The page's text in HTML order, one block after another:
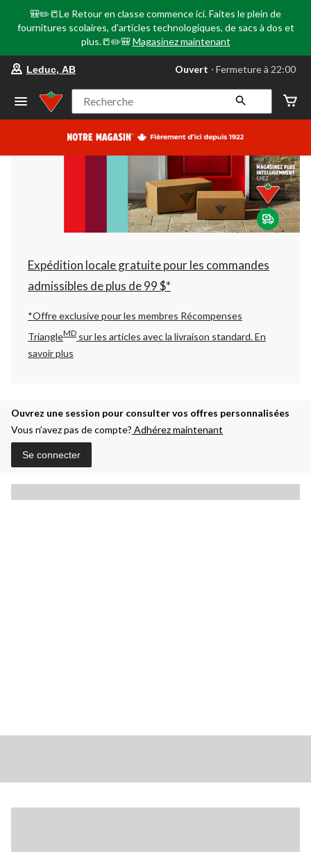
🎒✏️📒Le Retour en classe commence ici. Faites le plein de
fournitures scolaires, d'articles technologiques, de sacs à dos et
plus.📒✏️🎒 Magasinez maintenant
votre
préféré
Leduc,
AB,
courament
Fermeture
à
22:00
cliquer
pour
changer
Leduc, AB Ouvert ⋅ Fermeture à 22:00
Recherche
Expédition locale gratuite pour les commandes
admissibles de plus de 99 $*
*Offre exclusive pour les membres Récompenses
TriangleMD sur les articles avec la livraison standard.En
savoir plus
Ouvrez une session pour consulter vos offres personnalisées
Vous n’avez pas de compte? Adhérez maintenant
Se connecter